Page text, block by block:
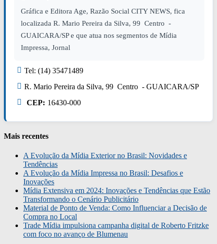
Gráfica e Editora Age, Razão Social CITY NEWS, fica
localizada R. Mario Pereira da Silva, 99 Centro -
GUAICARA/SP e que atua nos segmentos de Mídia
Impressa, Jornal
Tel: (14) 35471489
R. Mario Pereira da Silva, 99 Centro - GUAICARA/SP
CEP: 16430-000
Mais recentes
A Evolução da Mídia Exterior no Brasil: Novidades e
Tendências
A Evolução da Mídia Impressa no Brasil: Desafios e
Inovações
Mídia Extensiva em 2024: Inovações e Tendências que Estão
Transformando o Cenário Publicitário
Material de Ponto de Venda: Como Influenciar a Decisão de
Compra no Local
Trade Mídia impulsiona campanha digital de Roberto Fritzke
com foco no avanço de Blumenau